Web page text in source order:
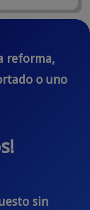
reforma,
o uno
sin